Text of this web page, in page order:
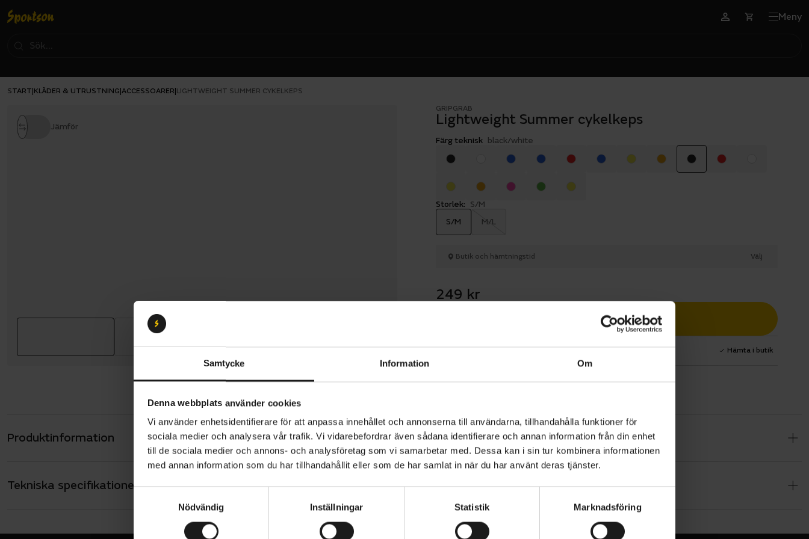
Samtycke Information Om
Denna webbplats använder cookies
Vi använder enhetsidentifierare för att anpassa innehållet och annonserna till användarna, tillhandahålla funktioner för
sociala medier och analysera vår trafik. Vi vidarebefordrar även sådana identifierare och annan information från din enhet
till de sociala medier och annons- och analysföretag som vi samarbetar med. Dessa kan i sin tur kombinera informationen
med annan information som du har tillhandahållit eller som de har samlat in när du har använt deras tjänster.
t
Nödvändig Inställningar Statistik Marknadsföring
Meny
START KLÄDER & UTRUSTNING ACCESSOARER LIGHTWEIGHT SUMMER CYKELKEPS
Jämför
GRIPGRAB
Lightweight Summer cykelkeps
Färg teknisk black/white
Storlek: S/M
S/M
M/L
Butik och hämtningstid Välj
249 kr
Lägg i varukorg
Hämta i butik
Produktinformation
GripGrab Lightweight Summer Cycling Cap är en lätt cykelkeps med bred
skärm som ger skugga och skydd. Mesh-materialet låter ditt huvud andas och
stöter bort fukt från pannan.
UV-skydd (UPD 40+)
Tekniska specifikationer Allmänt
ANVÄNDARE
Unisex 100% Polyester
SÄSONG